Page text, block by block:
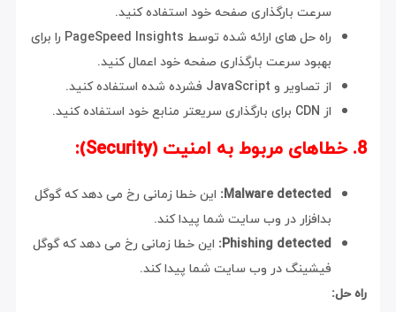
سرعت بارگذاری صفحه خود استفاده کنید.
راه حل های ارائه شده توسط PageSpeed Insights را برای
بهبود سرعت بارگذاری صفحه خود اعمال کنید.
از تصاویر و JavaScript فشرده شده استفاده کنید.
از CDN برای بارگذاری سریعتر منابع خود استفاده کنید.
8. خطاهای مربوط به امنیت (Security):
Malware detected: این خطا زمانی رخ می دهد که گوگل
بدافزار در وب سایت شما پیدا کند.
Phishing detected: این خطا زمانی رخ می دهد که گوگل
فیشینگ در وب سایت شما پیدا کند.
راه حل: